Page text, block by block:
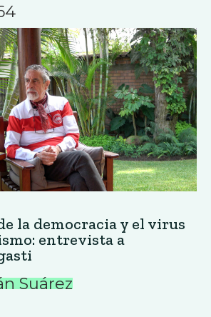
la democracia y el virus
entrevista a
Suárez